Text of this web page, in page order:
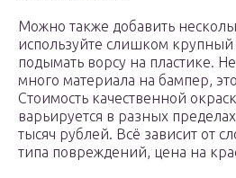
Можно также добавить
используйте слишком крупный
подымать ворсу на пластике.
много материала на бампер,
Стоимость качественной
варьируется в разных
тысяч рублей. Всё зависит от
типа повреждений, цена на